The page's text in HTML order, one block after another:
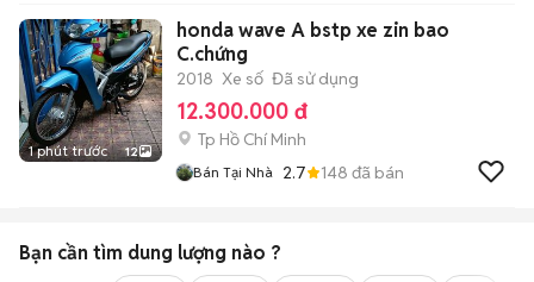
1 phút trước 12
honda wave A bstp xe zin bao
C.chứng
2018 Xe số Đã sử dụng
12.300.000 đ
Tp Hồ Chí Minh
Bán Tại Nhà 2.7 148 đã bán
Bạn cần tìm dung lượng nào ?